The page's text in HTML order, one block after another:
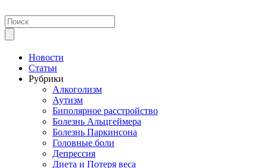
Новости
Статьи
Рубрики
Алкоголизм
Аутизм
Биполярное расстройство
Болезнь Альцгеймера
Болезнь Паркинсона
Головные боли
Депрессия
Диета и Потеря веса